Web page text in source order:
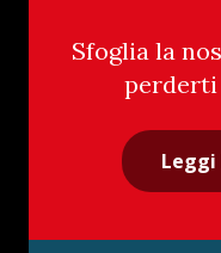
Sfoglia la